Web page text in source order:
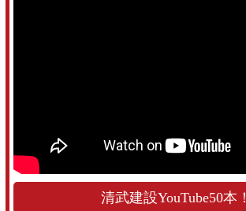
清武建設YouTube50本！